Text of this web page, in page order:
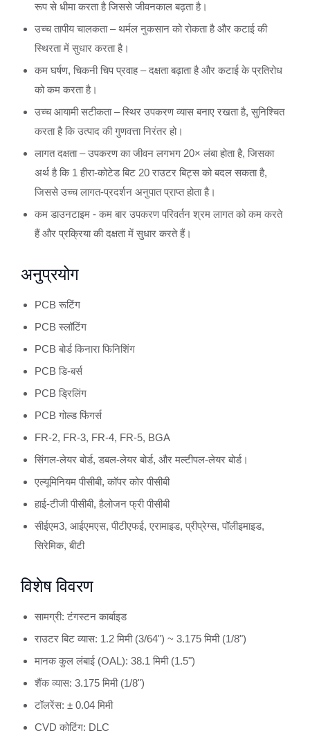
रूप से धीमा करता है जिससे जीवनकाल बढ़ता है।
उच्च तापीय चालकता – थर्मल नुकसान को रोकता है और कटाई की
स्थिरता में सुधार करता है।
कम घर्षण, चिकनी चिप प्रवाह – दक्षता बढ़ाता है और कटाई के प्रतिरोध
को कम करता है।
उच्च आयामी सटीकता – स्थिर उपकरण व्यास बनाए रखता है, सुनिश्चित
करता है कि उत्पाद की गुणवत्ता निरंतर हो।
लागत दक्षता – उपकरण का जीवन लगभग 20× लंबा होता है, जिसका
अर्थ है कि 1 हीरा-कोटेड बिट 20 राउटर बिट्स को बदल सकता है,
जिससे उच्च लागत-प्रदर्शन अनुपात प्राप्त होता है।
कम डाउनटाइम - कम बार उपकरण परिवर्तन श्रम लागत को कम करते
हैं और प्रक्रिया की दक्षता में सुधार करते हैं।
अनुप्रयोग
PCB रूटिंग
PCB स्लॉटिंग
PCB बोर्ड किनारा फिनिशिंग
PCB डि-बर्स
PCB ड्रिलिंग
PCB गोल्ड फिंगर्स
FR-2, FR-3, FR-4, FR-5, BGA
सिंगल-लेयर बोर्ड, डबल-लेयर बोर्ड, और मल्टीपल-लेयर बोर्ड।
एल्यूमिनियम पीसीबी, कॉपर कोर पीसीबी
हाई-टीजी पीसीबी, हैलोजन फ्री पीसीबी
सीईएम3, आईएमएस, पीटीएफई, एरामाइड, प्रीप्रेग्स, पॉलीइमाइड,
सिरेमिक, बीटी
विशेष विवरण
सामग्री: टंगस्टन कार्बाइड
राउटर बिट व्यास: 1.2 मिमी (3/64") ~ 3.175 मिमी (1/8")
मानक कुल लंबाई (OAL): 38.1 मिमी (1.5")
शैंक व्यास: 3.175 मिमी (1/8")
टॉलरेंस: ± 0.04 मिमी
CVD कोटिंग: DLC